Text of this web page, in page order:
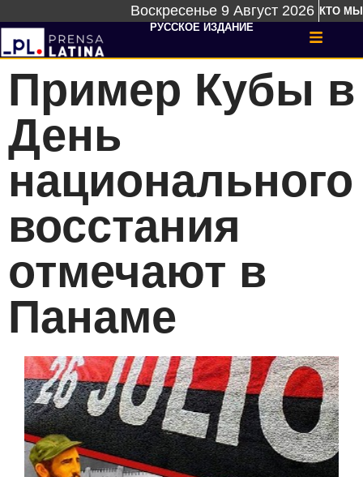
Воскресенье 9 Август 2026 КТО МЫ
РУССКОЕ ИЗДАНИЕ
Пример Кубы в
День
национального
восстания
отмечают в
Панаме